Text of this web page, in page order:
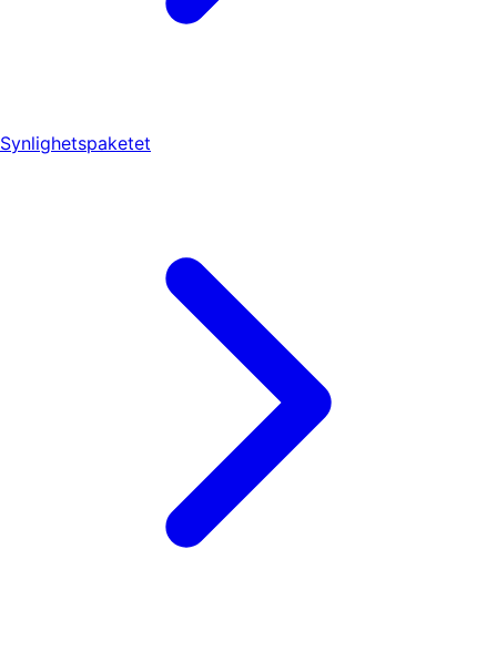
Synlighetspaketet